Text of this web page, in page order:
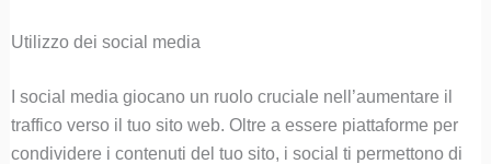
Utilizzo dei social media
I social media giocano un ruolo cruciale nell’aumentare il
traffico verso il tuo sito web. Oltre a essere piattaforme per
condividere i contenuti del tuo sito, i social ti permettono di